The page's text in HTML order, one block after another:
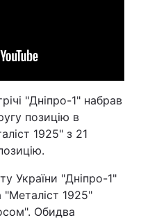
"Дніпро-1" набрав
позицію в
1925" з 21
України "Дніпро-1"
"Металіст 1925"
Обидва